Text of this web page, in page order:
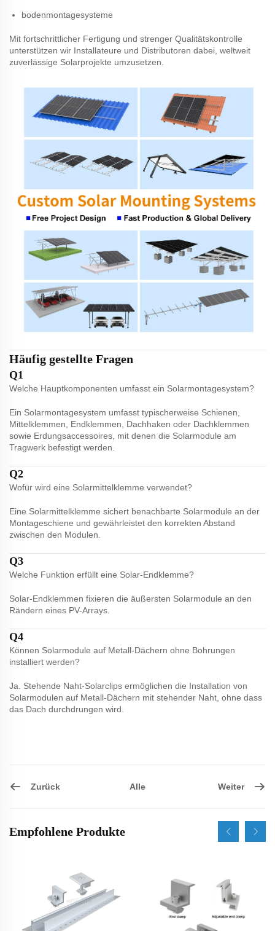
bodenmontagesysteme
Mit fortschrittlicher Fertigung und strenger Qualitätskontrolle
unterstützen wir Installateure und Distributoren dabei, weltweit
zuverlässige Solarprojekte umzusetzen.
Häufig gestellte Fragen
Q1
Welche Hauptkomponenten umfasst ein Solarmontagesystem?
Ein Solarmontagesystem umfasst typischerweise Schienen,
Mittelklemmen, Endklemmen, Dachhaken oder Dachklemmen
sowie Erdungsaccessoires, mit denen die Solarmodule am
Tragwerk befestigt werden.
Q2
Wofür wird eine Solarmittelklemme verwendet?
Eine Solarmittelklemme sichert benachbarte Solarmodule an der
Montageschiene und gewährleistet den korrekten Abstand
zwischen den Modulen.
Q3
Welche Funktion erfüllt eine Solar-Endklemme?
Solar-Endklemmen fixieren die äußersten Solarmodule an den
Rändern eines PV-Arrays.
Q4
Können Solarmodule auf Metall-Dächern ohne Bohrungen
installiert werden?
Ja. Stehende Naht-Solarclips ermöglichen die Installation von
Solarmodulen auf Metall-Dächern mit stehender Naht, ohne dass
das Dach durchdrungen wird.
Zurück Alle Weiter
Empfohlene Produkte